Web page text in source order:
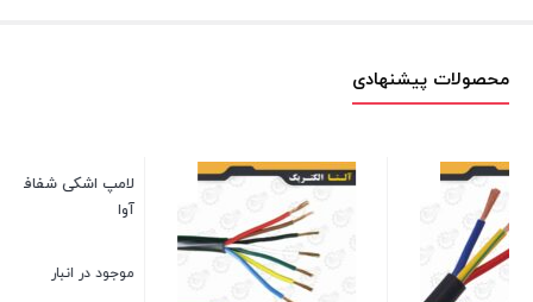
محصولات پیشنهادی
لامپ اشکی شفاف 7 وات سهند
موجود در انبار